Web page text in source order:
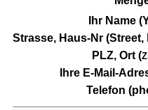
Ihr Name
Strasse, Haus-Nr (Street,
PLZ, Ort (
Ihre E-Mail-
Telefon